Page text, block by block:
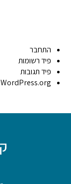
התחבר
פיד רשומות
פיד תגובות
WordPress.org